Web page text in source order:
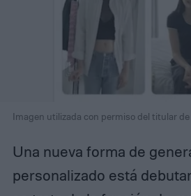
Imagen utilizada con permiso del titular
Una nueva forma de
personalizado está